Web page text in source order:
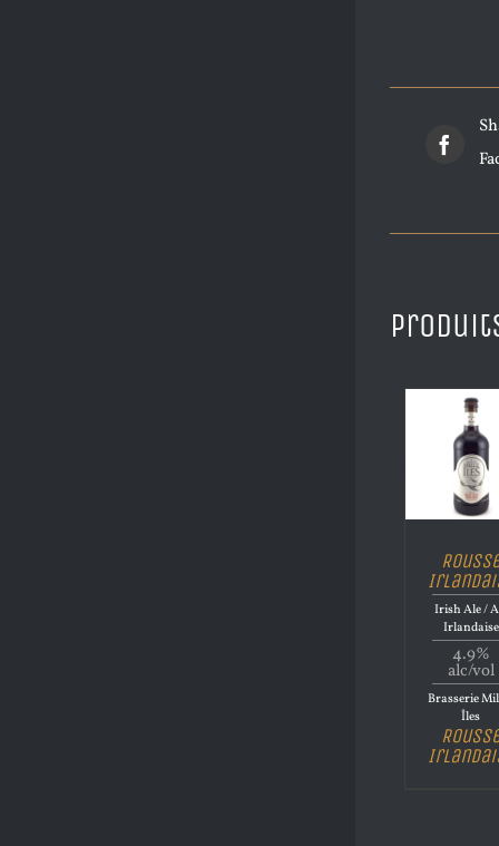
Irish Ale /
Irlandaise
4.9%
alc/vol
Brasserie
Îles